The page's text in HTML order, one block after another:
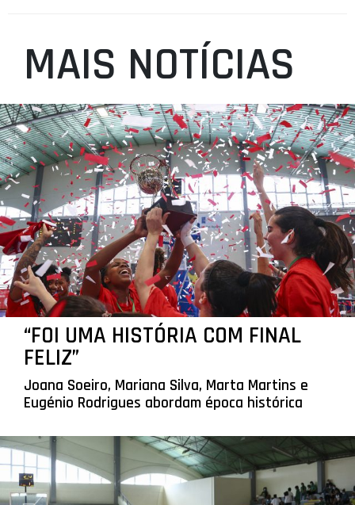
MAIS NOTÍCIAS
“FOI UMA HISTÓRIA COM FINAL
FELIZ”
Joana Soeiro, Mariana Silva, Marta Martins e
Eugénio Rodrigues abordam época histórica